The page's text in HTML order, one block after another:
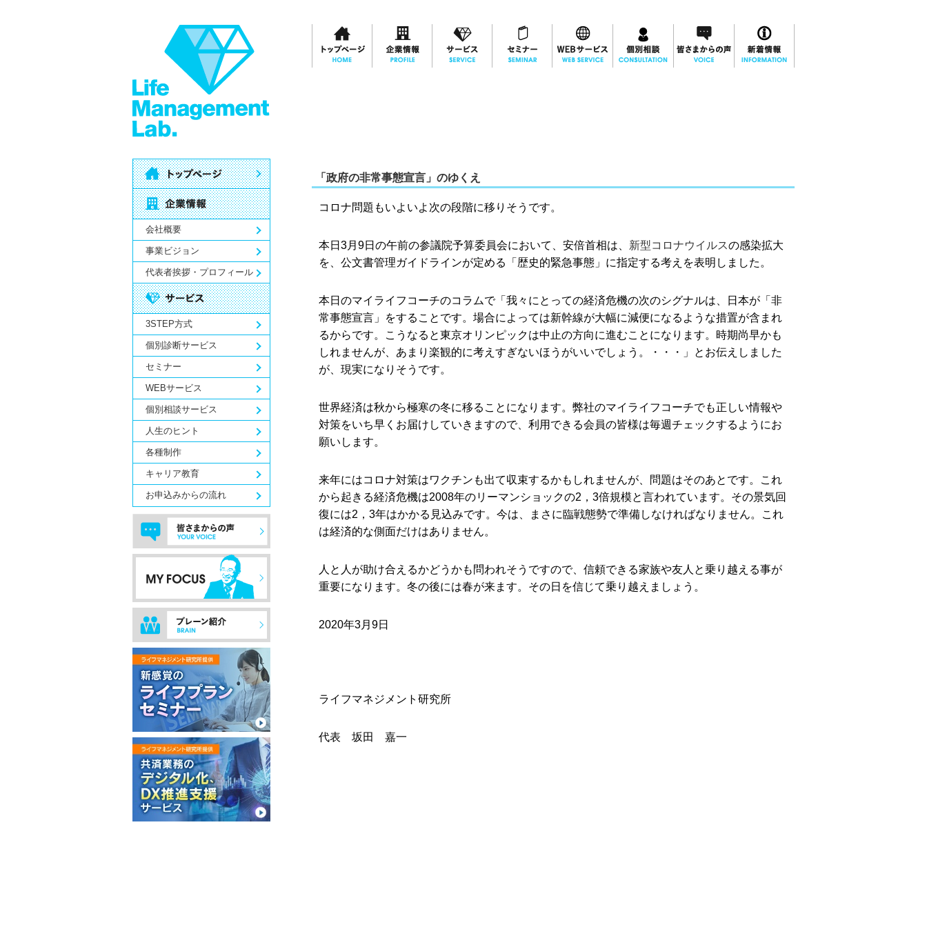
会社概要
事業ビジョン
代表者挨拶・プロフィール
3STEP方式
個別診断サービス
セミナー
WEBサービス
個別相談サービス
人生のヒント
各種制作
キャリア教育
お申込みからの流れ
「政府の非常事態宣言」のゆくえ
コロナ問題もいよいよ次の段階に移りそうです。
本日3月9日の午前の参議院予算委員会において、安倍首相は、 新型コロナウイルスの感染拡大
を、公文書管理ガイドラインが定める「歴史的緊急事態」に指定する考えを表明しました。
本日のマイライフコーチのコラムで「我々にとっての経済危機の次のシグナルは、日本が「非
常事態宣言」をすることです。場合によっては新幹線が大幅に減便になるような措置が含まれ
るからです。こうなると東京オリンピックは中止の方向に進むことになります。時期尚早かも
しれませんが、あまり楽観的に考えすぎないほうがいいでしょう。・・・」とお伝えしました
が、現実になりそうです。
世界経済は秋から極寒の冬に移ることになります。弊社のマイライフコーチでも正しい情報や
対策をいち早くお届けしていきますので、利用できる会員の皆様は毎週チェックするようにお
願いします。
来年にはコロナ対策はワクチンも出て収束するかもしれませんが、問題はそのあとです。これ
から起きる経済危機は2008年のリーマンショックの2，3倍規模と言われています。その景気回
復には2，3年はかかる見込みです。今は、まさに臨戦態勢で準備しなければなりません。これ
は経済的な側面だけはありません。
人と人が助け合えるかどうかも問われそうですので、信頼できる家族や友人と乗り越える事が
重要になります。冬の後には春が来ます。その日を信じて乗り越えましょう。
2020年3月9日
ライフマネジメント研究所
代表 坂田 嘉一